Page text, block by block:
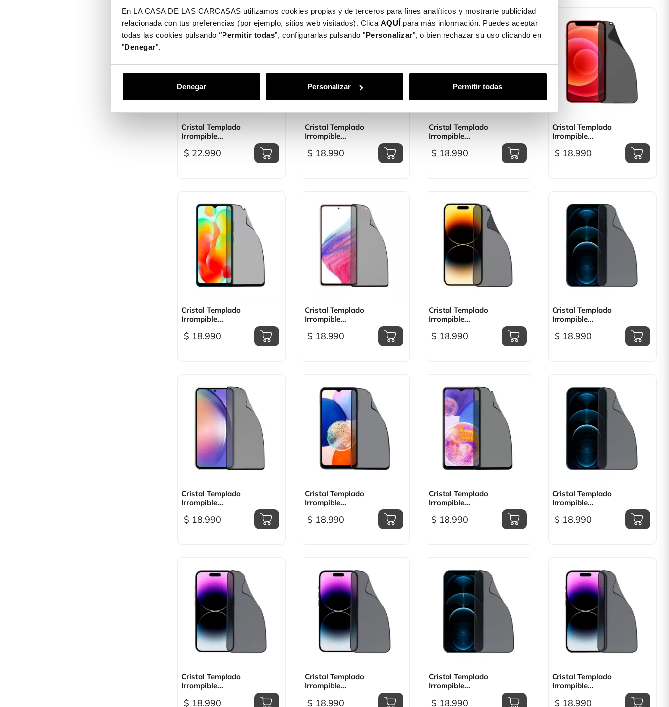
En LA CASA DE LAS CARCASAS utilizamos cookies propias y de terceros para fines analíticos y mostrarte publicidad
relacionada con tus preferencias (por ejemplo, sitios web visitados). Clica AQUÍ para más información. Puedes aceptar
todas las cookies pulsando ‘’Permitir todas”, configurarlas pulsando "Personalizar", o bien rechazar su uso clicando en
"Denegar".
Denegar Personalizar Permitir todas
Vista rápida
Cristal Templado
Irrompible...
$ 22.990
Vista rápida
Cristal Templado
Irrompible...
$ 18.990
Vista rápida
Cristal Templado
Irrompible...
$ 18.990
Vista rápida
Cristal Templado
Irrompible...
$ 18.990
Vista rápida
Cristal Templado
Irrompible...
$ 18.990
Vista rápida
Cristal Templado
Irrompible...
$ 18.990
Vista rápida
Cristal Templado
Irrompible...
$ 18.990
Vista rápida
Cristal Templado
Irrompible...
$ 18.990
Vista rápida
Cristal Templado
Irrompible...
$ 18.990
Vista rápida
Cristal Templado
Irrompible...
$ 18.990
Vista rápida
Cristal Templado
Irrompible...
$ 18.990
Vista rápida
Cristal Templado
Irrompible...
$ 18.990
Vista rápida
Cristal Templado
Irrompible...
$ 18.990
Vista rápida
Cristal Templado
Irrompible...
$ 18.990
Vista rápida
Cristal Templado
Irrompible...
$ 18.990
Vista rápida
Cristal Templado
Irrompible...
$ 18.990